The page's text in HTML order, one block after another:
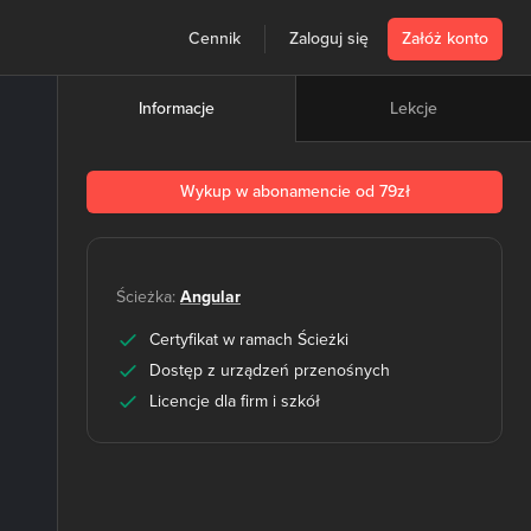
Cennik Zaloguj się Załóż konto
Informacje Lekcje
Wykup w abonamencie od 79zł
Ścieżka: Angular
Certyfikat w ramach Ścieżki
Dostęp z urządzeń przenośnych
Licencje dla firm i szkół